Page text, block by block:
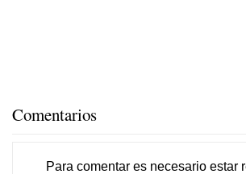
Comentarios
Para comentar es necesario estar